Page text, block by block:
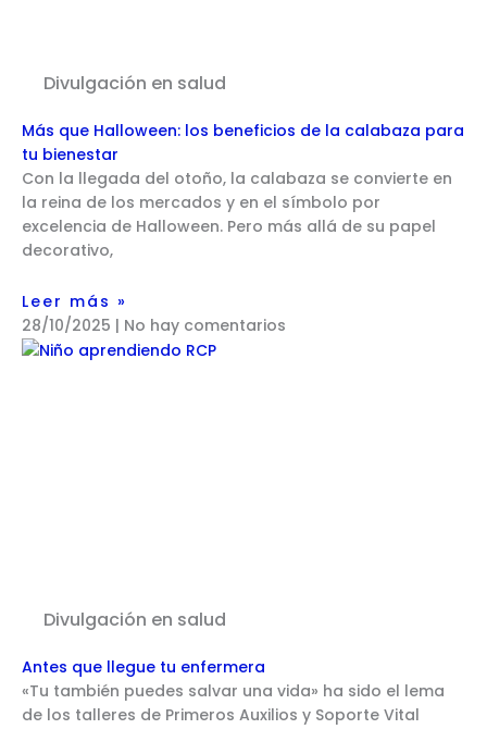
Divulgación en salud
Más que Halloween: los beneficios de la calabaza para
tu bienestar
Con la llegada del otoño, la calabaza se convierte en
la reina de los mercados y en el símbolo por
excelencia de Halloween. Pero más allá de su papel
decorativo,
Leer más »
28/10/2025
No hay comentarios
Divulgación en salud
Antes que llegue tu enfermera
«Tu también puedes salvar una vida» ha sido el lema
de los talleres de Primeros Auxilios y Soporte Vital